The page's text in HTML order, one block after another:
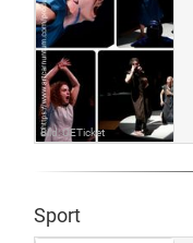
Bild: OETicket
Sport